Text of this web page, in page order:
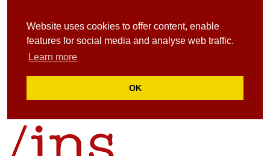
Website uses cookies to offer content, enable
features for social media and analyse web traffic.
Learn more
OK